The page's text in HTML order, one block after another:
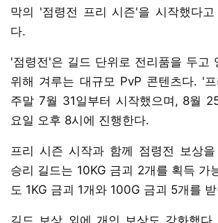
막의 '점령전 프리 시즌'을 시작했다
다.
'점령전'은 길드 단위로 전리품을 두고
위해 겨루는 대규모 PvP 콘텐츠다. '
주말 7월 31일부터 시작했으며, 8월
요일 오후 8시에 진행한다.
프리 시즌 시작과 함께 점령전 보상
승리 길드는 10KG 금괴 2개를 획득 가
도 1KG 금괴 1개와 100G 금괴 5개를
길드 보상 외에 개인 보상도 강화했다